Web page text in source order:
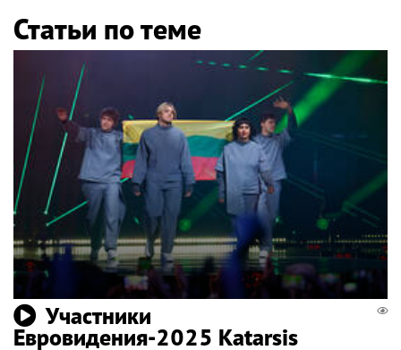
Статьи по теме
Участники
Евровидения-2025 Katarsis